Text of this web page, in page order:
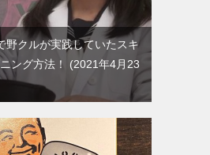
クルが実践していたスキ
ング方法！
2021年4月23